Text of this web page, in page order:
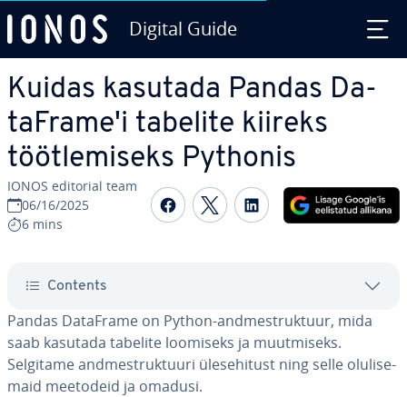
Digital Guide
Kuidas kasutada Pandas Da­
taF­ra­me'i tabelite kiireks
tööt­le­miseks Pythonis
IONOS editorial team
06/16/2025
6 mins
Share on Facebook
Share on Twitter
Share on
Contents
Pandas DataFrame on Python-and­me­st­ruk­tuur, mida
saab kasutada tabelite loomiseks ja muut­miseks.
Selgitame and­me­st­ruk­tuuri üles­ehi­tust ning selle olu­li­se­
maid meetodeid ja omadusi.